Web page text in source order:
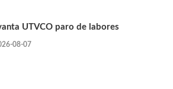
UTVCO paro de labores
08-07